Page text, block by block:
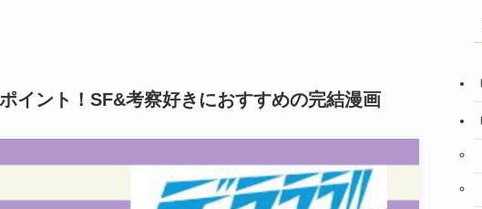
イント！SF&考察好きにおすすめの完結漫画